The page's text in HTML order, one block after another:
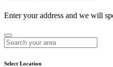
Enter your address and we will
Select Location